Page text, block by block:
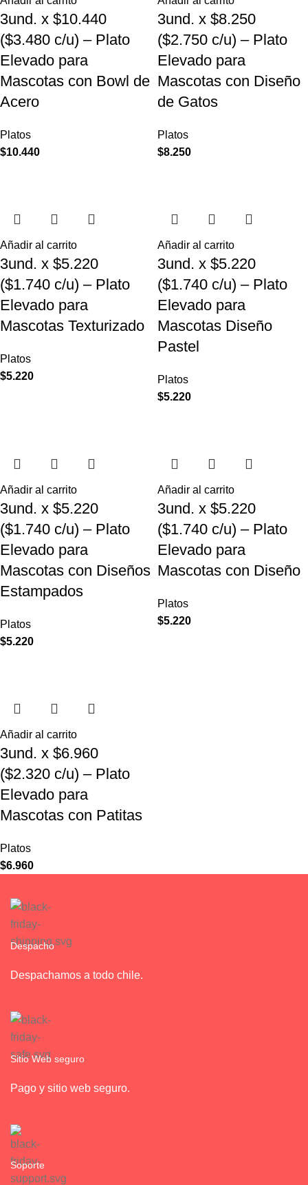
3und. x $10.440
($3.480 c/u) – Plato
Elevado para
Mascotas con Bowl de
Acero
Platos
$10.440
3und. x $8.250
($2.750 c/u) – Plato
Elevado para
Mascotas con Diseño
de Gatos
Platos
$8.250
Añadir al carrito
3und. x $5.220
($1.740 c/u) – Plato
Elevado para
Mascotas Texturizado
Platos
$5.220
Añadir al carrito
3und. x $5.220
($1.740 c/u) – Plato
Elevado para
Mascotas Diseño
Pastel
Platos
$5.220
Añadir al carrito
3und. x $5.220
($1.740 c/u) – Plato
Elevado para
Mascotas con Diseños
Estampados
Platos
$5.220
Añadir al carrito
3und. x $5.220
($1.740 c/u) – Plato
Elevado para
Mascotas con Diseño
Platos
$5.220
Añadir al carrito
3und. x $6.960
($2.320 c/u) – Plato
Elevado para
Mascotas con Patitas
Platos
$6.960
Despacho
Despachamos a todo chile.
Sitio Web seguro
Pago y sitio web seguro.
Soporte